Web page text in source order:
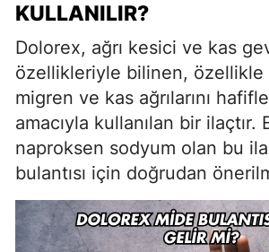
KULLANILIR?
Dolorex, ağrı kesici ve kas
özellikleriyle bilinen, özellikle
migren ve kas ağrılarını
amacıyla kullanılan bir ilaçtır.
naproksen sodyum olan bu
bulantısı için doğrudan